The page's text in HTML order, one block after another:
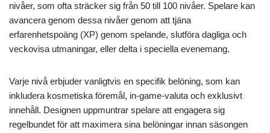
nivåer, som ofta sträcker sig från 50 till 100 nivåer. Spelare kan
avancera genom dessa nivåer genom att tjäna
erfarenhetspoäng (XP) genom spelande, slutföra dagliga och
veckovisa utmaningar, eller delta i speciella evenemang.
Varje nivå erbjuder vanligtvis en specifik belöning, som kan
inkludera kosmetiska föremål, in-game-valuta och exklusivt
innehåll. Designen uppmuntrar spelare att engagera sig
regelbundet för att maximera sina belöningar innan säsongen